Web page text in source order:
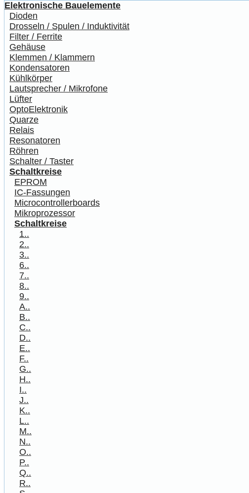
Elektronische Bauelemente
Dioden
Drosseln / Spulen / Induktivität
Filter / Ferrite
Gehäuse
Klemmen / Klammern
Kondensatoren
Kühlkörper
Lautsprecher / Mikrofone
Lüfter
OptoElektronik
Quarze
Relais
Resonatoren
Röhren
Schalter / Taster
Schaltkreise
EPROM
IC-Fassungen
Microcontrollerboards
Mikroprozessor
Schaltkreise
1..
2..
3..
6..
7..
8..
9..
A..
B..
C..
D..
E..
F..
G..
H..
I..
J..
K..
L..
M..
N..
O..
P..
Q..
R..